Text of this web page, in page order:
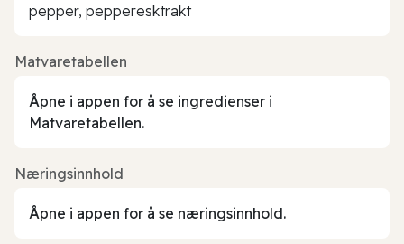
pepper, pepperesktrakt
Matvaretabellen
Åpne i appen for å se ingredienser i
Matvaretabellen.
Næringsinnhold
Åpne i appen for å se næringsinnhold.